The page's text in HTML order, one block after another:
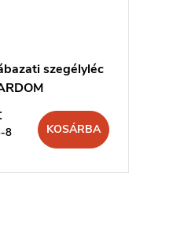
szegélyléc
8
KOSÁRBA